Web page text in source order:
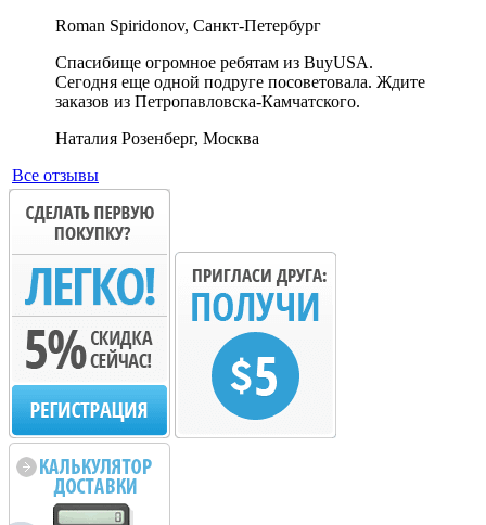
Roman Spiridonov, Санкт-Петербург
Спасибище огромное ребятам из BuyUSA.
Сегодня еще одной подруге посоветовала. Ждите
заказов из Петропавловска-Камчатского.
Наталия Розенберг, Москва
Все отзывы